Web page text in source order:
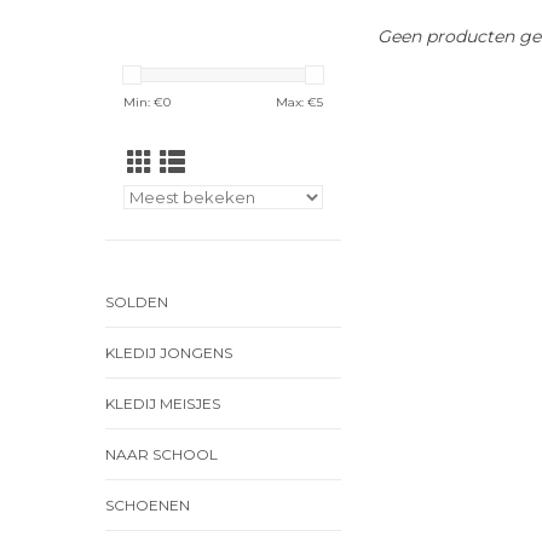
Min: €0 Max: €5
SOLDEN
KLEDIJ JONGENS
KLEDIJ MEISJES
NAAR SCHOOL
SCHOENEN
Geen producten